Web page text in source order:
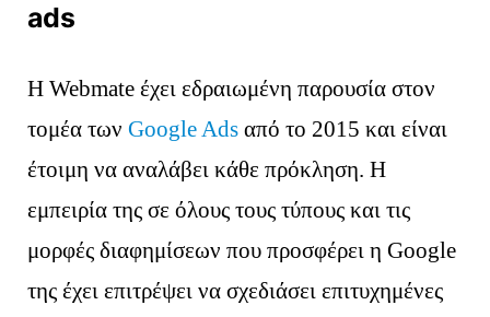
ads
Η Webmate έχει εδραιωμένη παρουσία στον
τομέα τωνGoogle Ads από το 2015 και είναι
έτοιμη να αναλάβει κάθε πρόκληση. Η
εμπειρία της σε όλους τους τύπους και τις
μορφές διαφημίσεων που προσφέρει η Google
της έχει επιτρέψει να σχεδιάσει επιτυχημένες